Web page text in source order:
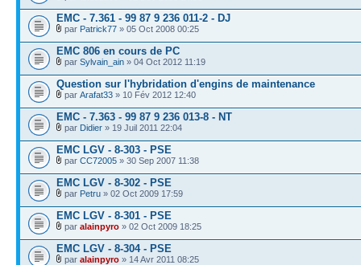
EMC - 7.361 - 99 87 9 236 011-2 - DJ
par Patrick77 » 05 Oct 2008 00:25
EMC 806 en cours de PC
par Sylvain_ain » 04 Oct 2012 11:19
Question sur l'hybridation d'engins de maintenance
par Arafat33 » 10 Fév 2012 12:40
EMC - 7.363 - 99 87 9 236 013-8 - NT
par Didier » 19 Juil 2011 22:04
EMC LGV - 8-303 - PSE
par CC72005 » 30 Sep 2007 11:38
EMC LGV - 8-302 - PSE
par Petru » 02 Oct 2009 17:59
EMC LGV - 8-301 - PSE
par alainpyro » 02 Oct 2009 18:25
EMC LGV - 8-304 - PSE
par alainpyro » 14 Avr 2011 08:25